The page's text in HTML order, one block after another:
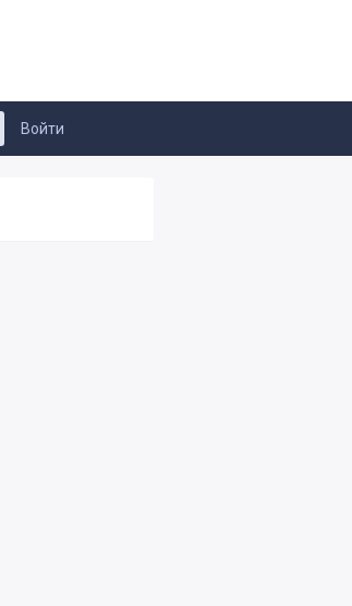
Войти